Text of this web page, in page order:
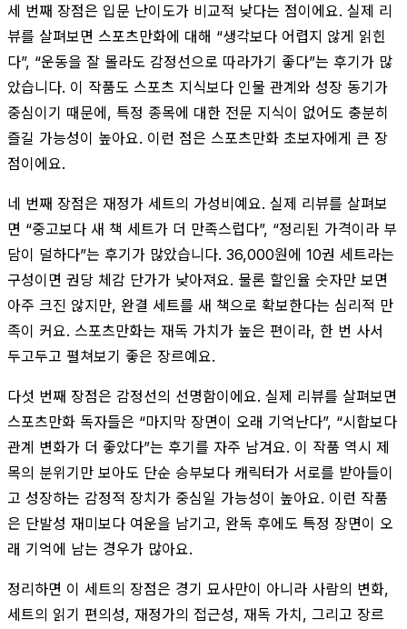
세 번째 장점은 입문 난이도가 비교적 낮다는 점이에요. 실제 리
뷰를 살펴보면 스포츠만화에 대해 “생각보다 어렵지 않게 읽힌
다”, “운동을 잘 몰라도 감정선으로 따라가기 좋다”는 후기가 많
았습니다. 이 작품도 스포츠 지식보다 인물 관계와 성장 동기가
중심이기 때문에, 특정 종목에 대한 전문 지식이 없어도 충분히
즐길 가능성이 높아요. 이런 점은 스포츠만화 초보자에게 큰 장
점이에요.
네 번째 장점은 재정가 세트의 가성비예요. 실제 리뷰를 살펴보
면 “중고보다 새 책 세트가 더 만족스럽다”, “정리된 가격이라 부
담이 덜하다”는 후기가 많았습니다. 36,000원에 10권 세트라는
구성이면 권당 체감 단가가 낮아져요. 물론 할인율 숫자만 보면
아주 크진 않지만, 완결 세트를 새 책으로 확보한다는 심리적 만
족이 커요. 스포츠만화는 재독 가치가 높은 편이라, 한 번 사서
두고두고 펼쳐보기 좋은 장르예요.
다섯 번째 장점은 감정선의 선명함이에요. 실제 리뷰를 살펴보면
스포츠만화 독자들은 “마지막 장면이 오래 기억난다”, “시합보다
관계 변화가 더 좋았다”는 후기를 자주 남겨요. 이 작품 역시 제
목의 분위기만 보아도 단순 승부보다 캐릭터가 서로를 받아들이
고 성장하는 감정적 장치가 중심일 가능성이 높아요. 이런 작품
은 단발성 재미보다 여운을 남기고, 완독 후에도 특정 장면이 오
래 기억에 남는 경우가 많아요.
정리하면 이 세트의 장점은 경기 묘사만이 아니라 사람의 변화,
세트의 읽기 편의성, 재정가의 접근성, 재독 가치, 그리고 장르